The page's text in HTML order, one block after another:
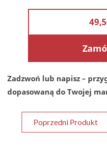
Zadzwoń lub napisz –
dopasowaną do Twojej
Poprzedni Produkt